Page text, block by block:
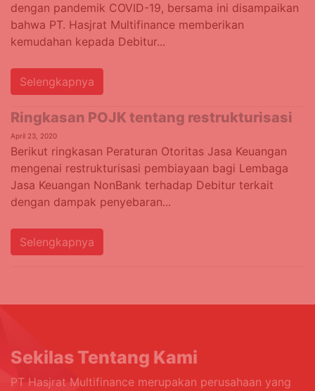
dengan pandemik COVID-19, bersama ini disampaikan
bahwa PT. Hasjrat Multifinance memberikan
kemudahan kepada Debitur...
Selengkapnya
Ringkasan POJK tentang restrukturisasi
April 23, 2020
Berikut ringkasan Peraturan Otoritas Jasa Keuangan
mengenai restrukturisasi pembiayaan bagi Lembaga
Jasa Keuangan NonBank terhadap Debitur terkait
dengan dampak penyebaran...
Selengkapnya
Sekilas Tentang Kami
PT Hasjrat Multifinance merupakan perusahaan yang